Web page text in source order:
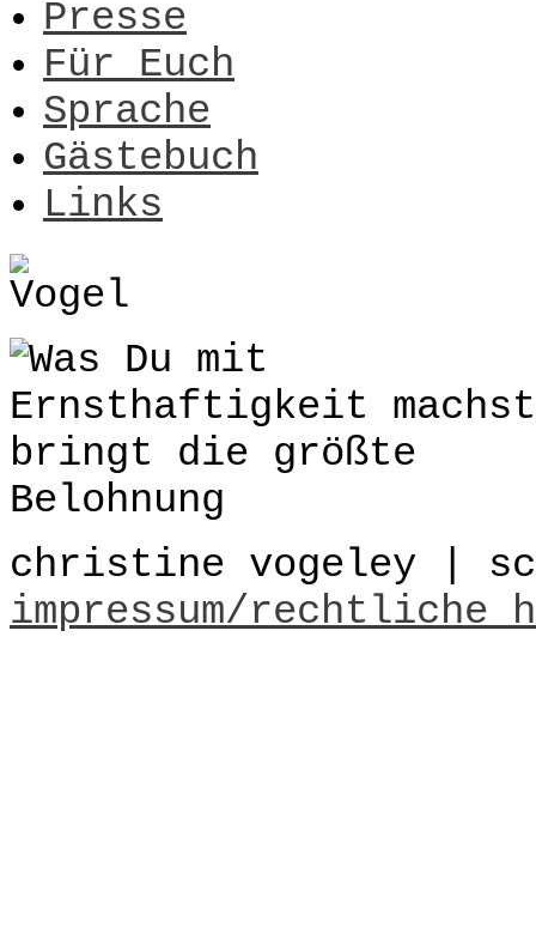
Presse
Für Euch
Sprache
Gästebuch
Links
christine vogeley |
impressum/rechtliche